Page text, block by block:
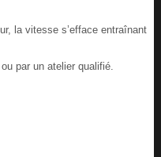
la vitesse s’efface entraînant
par un atelier qualifié.